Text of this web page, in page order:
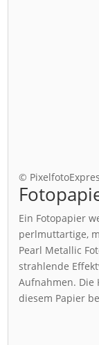
©
Ein Fotopapier
perlmuttartige,
Pearl Metallic
strahlende
Aufnahmen. Die
diesem Papier